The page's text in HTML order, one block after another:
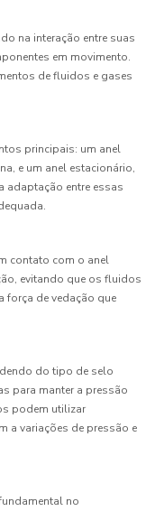
na interação entre suas
em movimento.
de fluidos e gases
principais: um anel
e um anel estacionário,
adaptação entre essas
contato com o anel
evitando que os fluidos
força de vedação que
do tipo de selo
para manter a pressão
podem utilizar
a variações de pressão e
no